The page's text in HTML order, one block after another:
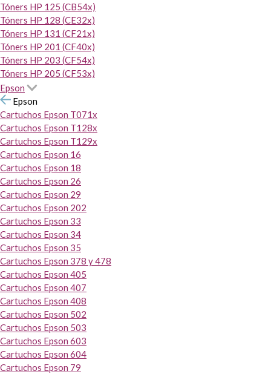
Tóners HP 125 (CB54x)
Tóners HP 128 (CE32x)
Tóners HP 131 (CF21x)
Tóners HP 201 (CF40x)
Tóners HP 203 (CF54x)
Tóners HP 205 (CF53x)
Epson
Epson
Cartuchos Epson T071x
Cartuchos Epson T128x
Cartuchos Epson T129x
Cartuchos Epson 16
Cartuchos Epson 18
Cartuchos Epson 26
Cartuchos Epson 29
Cartuchos Epson 202
Cartuchos Epson 33
Cartuchos Epson 34
Cartuchos Epson 35
Cartuchos Epson 378 y 478
Cartuchos Epson 405
Cartuchos Epson 407
Cartuchos Epson 408
Cartuchos Epson 502
Cartuchos Epson 503
Cartuchos Epson 603
Cartuchos Epson 604
Cartuchos Epson 79